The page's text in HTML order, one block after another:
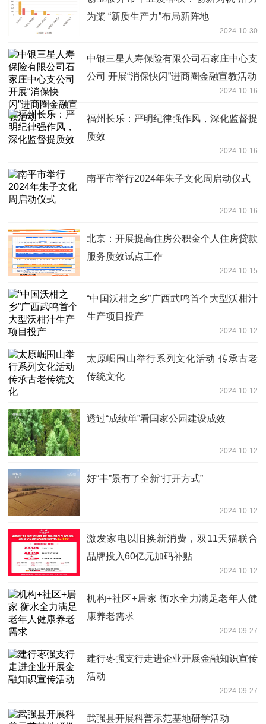
为桨 “新质生产力”布局新阵地
2024-10-30
中银三星人寿保险有限公司石家庄中心支
公司 开展“消保快闪”进商圈金融宣教活动
2024-10-16
福州长乐：严明纪律强作风，深化监督提
质效
2024-10-16
南平市举行2024年朱子文化周启动仪式
2024-10-16
北京：开展提高住房公积金个人住房贷款
服务质效试点工作
2024-10-15
“中国沃柑之乡”广西武鸣首个大型沃柑汁
生产项目投产
2024-10-12
太原崛围山举行系列文化活动 传承古老
传统文化
2024-10-12
透过“成绩单”看国家公园建设成效
2024-10-12
好“丰”景有了全新“打开方式”
2024-10-12
激发家电以旧换新消费，双11天猫联合
品牌投入60亿元加码补贴
2024-10-12
机构+社区+居家 衡水全力满足老年人健
康养老需求
2024-09-27
建行枣强支行走进企业开展金融知识宣传
活动
2024-09-27
武强县开展科普示范基地研学活动